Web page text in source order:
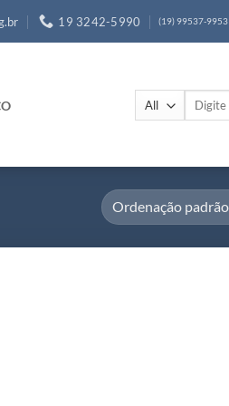
19 3242-5990 (19) 99537-9953
Pesquisar